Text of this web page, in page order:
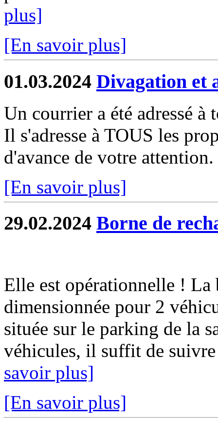
plus]
[En savoir plus]
01.03.2024 Divagation et
Un courrier a été adressé
Il s'adresse à TOUS les
d'avance de votre
[En savoir plus]
29.02.2024 Borne de
Elle est opérationnelle ! La
dimensionnée pour 2
située sur le parking de la
véhicules, il suffit de
savoir plus]
[En savoir plus]